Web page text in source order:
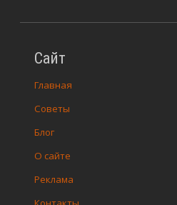
Сайт
Главная
Советы
Блог
О сайте
Реклама